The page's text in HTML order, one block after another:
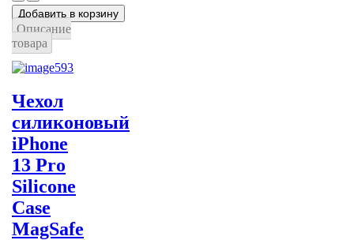
Описание
товара
Чехол
силиконовый
iPhone
13 Pro
Silicone
Case
MagSafe